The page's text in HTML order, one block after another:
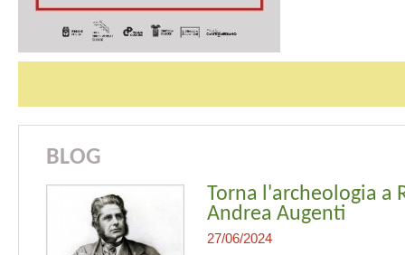
BLOG
Torna l'archeologia a
Andrea Augenti
27/06/2024